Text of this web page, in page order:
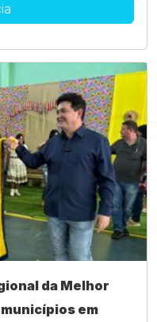
da Melhor
em